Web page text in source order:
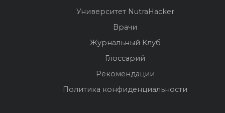
Университет NutraHacker
Врачи
Журнальный Клуб
Глоссарий
Рекомендации
Политика конфиденциальности